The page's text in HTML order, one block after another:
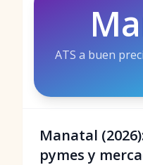
ATS a buen
Manatal
pymes y